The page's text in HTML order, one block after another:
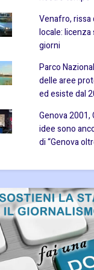
Venafro,
locale:
giorni
Parco
delle aree
ed esiste dal
Genova 2001,
idee sono
di “Genova